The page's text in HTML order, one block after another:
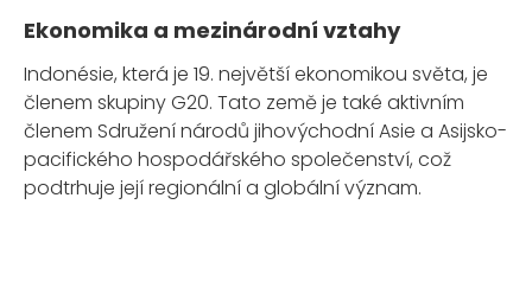
Ekonomika a mezinárodní vztahy
Indonésie, která je 19. největší ekonomikou světa, je
členem skupiny G20. Tato země je také aktivním
členem Sdružení národů jihovýchodní Asie a Asijsko-
pacifického hospodářského společenství, což
podtrhuje její regionální a globální význam.